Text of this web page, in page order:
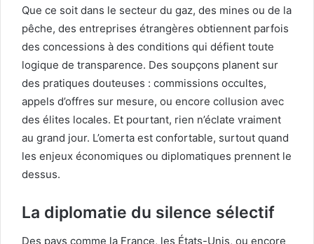
Que ce soit dans le secteur du gaz, des mines ou de la
pêche, des entreprises étrangères obtiennent parfois
des concessions à des conditions qui défient toute
logique de transparence. Des soupçons planent sur
des pratiques douteuses : commissions occultes,
appels d’offres sur mesure, ou encore collusion avec
des élites locales. Et pourtant, rien n’éclate vraiment
au grand jour. L’omerta est confortable, surtout quand
les enjeux économiques ou diplomatiques prennent le
dessus.
La diplomatie du silence sélectif
Des pays comme la France, les États-Unis, ou encore